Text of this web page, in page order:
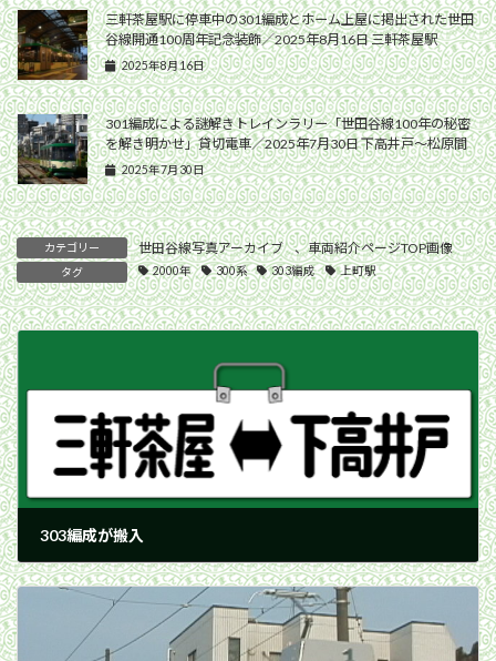
三軒茶屋駅に停車中の301編成とホーム上屋に掲出された世田
谷線開通100周年記念装飾／2025年8月16日 三軒茶屋駅
2025年8月16日
301編成による謎解きトレインラリー「世田谷線100年の秘密
を解き明かせ」貸切電車／2025年7月30日 下高井戸〜松原間
2025年7月30日
カテゴリー 世田谷線写真アーカイブ 、車両紹介ページTOP画像
タグ 2000年 300系 303編成 上町駅
303編成が搬入
2000年6月17日